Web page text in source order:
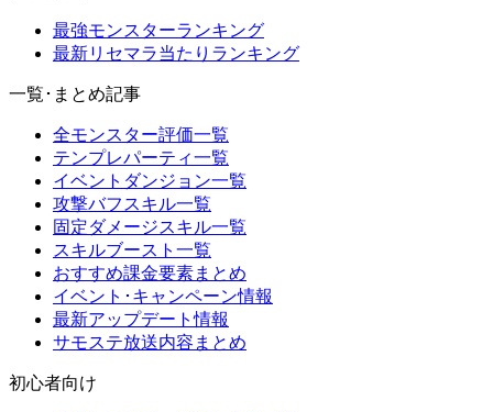
最強モンスターランキング
最新リセマラ当たりランキング
一覧･まとめ記事
全モンスター評価一覧
テンプレパーティ一覧
イベントダンジョン一覧
攻撃バフスキル一覧
固定ダメージスキル一覧
スキルブースト一覧
おすすめ課金要素まとめ
イベント･キャンペーン情報
最新アップデート情報
サモステ放送内容まとめ
初心者向け